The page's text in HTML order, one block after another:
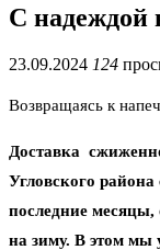
С надеждой
23.09.2024 124
Возвращаясь к
Доставка
Угловского
последние месяцы,
на зиму. В этом мы